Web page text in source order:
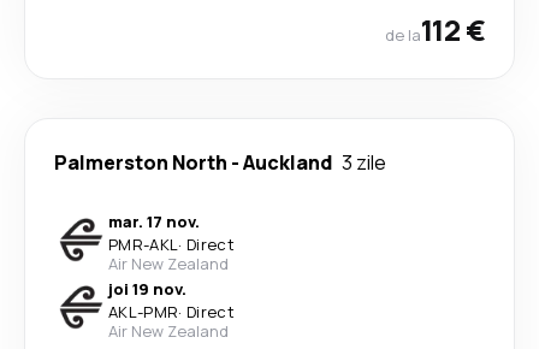
de la112 €
Palmerston North -Auckland 3 zile
mar. 17 nov.
PMR-AKL· Direct
Air New Zealand
joi 19 nov.
AKL-PMR· Direct
Air New Zealand